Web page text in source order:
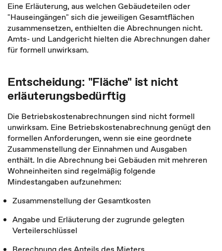
Eine Erläuterung, aus welchen Gebäudeteilen oder
"Hauseingängen" sich die jeweiligen Gesamtflächen
zusammensetzen, enthielten die Abrechnungen nicht.
Amts- und Landgericht hielten die Abrechnungen daher
für formell unwirksam.
Entscheidung: "Fläche" ist nicht
erläuterungsbedürftig
Die Betriebskostenabrechnungen sind nicht formell
unwirksam. Eine Betriebskostenabrechnung genügt den
formellen Anforderungen, wenn sie eine geordnete
Zusammenstellung der Einnahmen und Ausgaben
enthält. In die Abrechnung bei Gebäuden mit mehreren
Wohneinheiten sind regelmäßig folgende
Mindestangaben aufzunehmen:
Zusammenstellung der Gesamtkosten
Angabe und Erläuterung der zugrunde gelegten
Verteilerschlüssel